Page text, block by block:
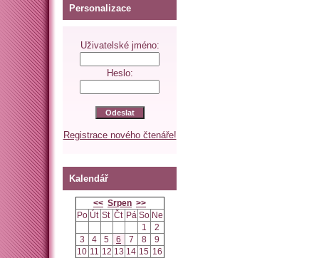
Personalizace
Uživatelské jméno:
Heslo:
Registrace nového čtenáře!
Kalendář
<< Srpen >>
Po Út St Čt Pá So Ne
1
2
3
4 5 6 7 8
9
10 11 12 13 14 15 16